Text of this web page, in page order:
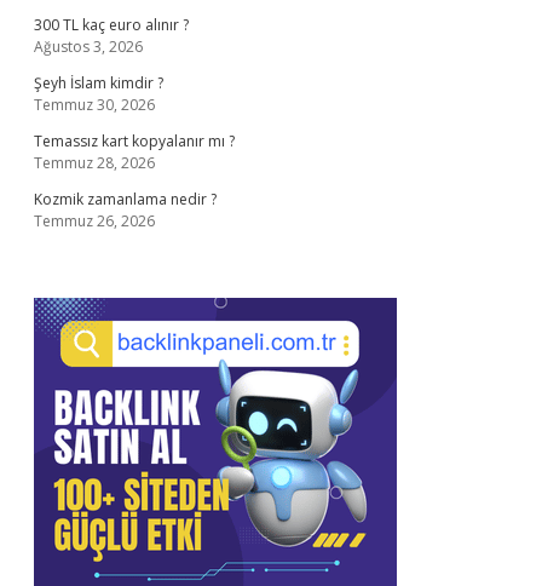
300 TL kaç euro alınır ?
Ağustos 3, 2026
Şeyh İslam kimdir ?
Temmuz 30, 2026
Temassız kart kopyalanır mı ?
Temmuz 28, 2026
Kozmik zamanlama nedir ?
Temmuz 26, 2026